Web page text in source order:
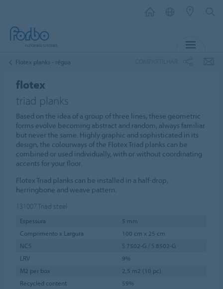
Flotex planks - régua
flotex
triad planks
Based on the idea of a group of three lines, these geometric
forms evolve becoming abstract and random, always familiar
but never the same. Highly graphic and sophisticated in its
design, the colourways of the Flotex Triad planks can be
combined or used individually, with or without coordinating
accents for your floor.
Flotex Triad planks can be installed in a half-drop,
herringbone and weave pattern.
131007Triad steel
Espessura
5 mm
Comprimento x Largura
100 cm x 25 cm
NCS
S 7502-G / S 8502-G
LRV
9%
M2 per box
2,5 m2 (10 pc)
Recycled content
59%